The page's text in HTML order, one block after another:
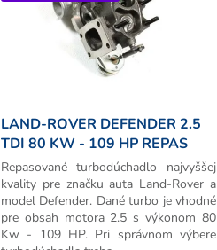
LAND-ROVER DEFENDER 2.5
TDI 80 KW - 109 HP REPAS
TURBA
Repasované turbodúchadlo najvyššej
kvality pre značku auta Land-Rover a
model Defender. Dané turbo je vhodné
pre obsah motora 2.5 s výkonom 80
Kw - 109 HP. Pri správnom výbere